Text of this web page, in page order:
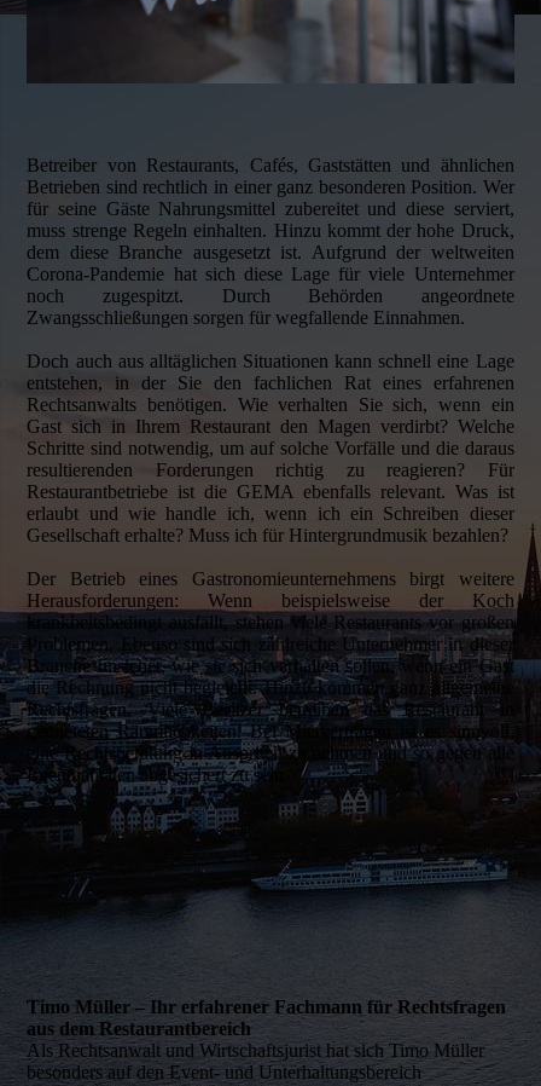
Betreiber von Restaurants, Cafés, Gaststätten und ähnlichen
Betrieben sind rechtlich in einer ganz besonderen Position. Wer
für seine Gäste Nahrungsmittel zubereitet und diese serviert,
muss strenge Regeln einhalten. Hinzu kommt der hohe Druck,
dem diese Branche ausgesetzt ist. Aufgrund der weltweiten
Corona-Pandemie hat sich diese Lage für viele Unternehmer
noch zugespitzt. Durch Behörden angeordnete
Zwangsschließungen sorgen für wegfallende Einnahmen.
Doch auch aus alltäglichen Situationen kann schnell eine Lage
entstehen, in der Sie den fachlichen Rat eines erfahrenen
Rechtsanwalts benötigen. Wie verhalten Sie sich, wenn ein
Gast sich in Ihrem Restaurant den Magen verdirbt? Welche
Schritte sind notwendig, um auf solche Vorfälle und die daraus
resultierenden Forderungen richtig zu reagieren? Für
Restaurantbetriebe ist die GEMA ebenfalls relevant. Was ist
erlaubt und wie handle ich, wenn ich ein Schreiben dieser
Gesellschaft erhalte? Muss ich für Hintergrundmusik bezahlen?
Der Betrieb eines Gastronomieunternehmens birgt weitere
Herausforderungen: Wenn beispielsweise der Koch
krankheitsbedingt ausfällt, stehen viele Restaurants vor großen
Problemen. Ebenso sind sich zahlreiche Unternehmer in dieser
Branche unsicher, wie sie sich verhalten sollen, wenn ein Gast
die Rechnung nicht begleicht. Hinzu kommen ganz allgemeine
Rechtsfragen. Viele Besitzer betreiben das Restaurant in
gemieteten Räumlichkeiten. Bei Mietverträgen ist es sinnvoll,
eine Rechtsberatung in Anspruch zu nehmen und so gegen alle
Eventualitäten abgesichert zu sein.
Timo Müller – Ihr erfahrener Fachmann für Rechtsfragen
aus dem Restaurantbereich
Als Rechtsanwalt und Wirtschaftsjurist hat sich Timo Müller
besonders auf den Event- und Unterhaltungsbereich